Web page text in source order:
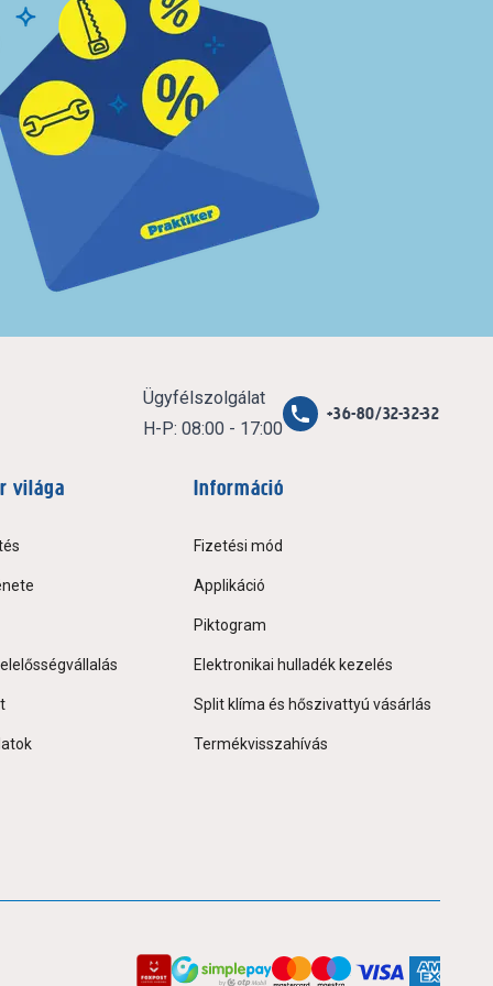
Ügyfélszolgálat
H-P: 08:00 - 17:00
+36-80/32-32-32
világa Információ
Fizetési mód
Applikáció
Piktogram
Elektronikai hulladék kezelés
Split klíma és hőszivattyú vásárlás
Termékvisszahívás